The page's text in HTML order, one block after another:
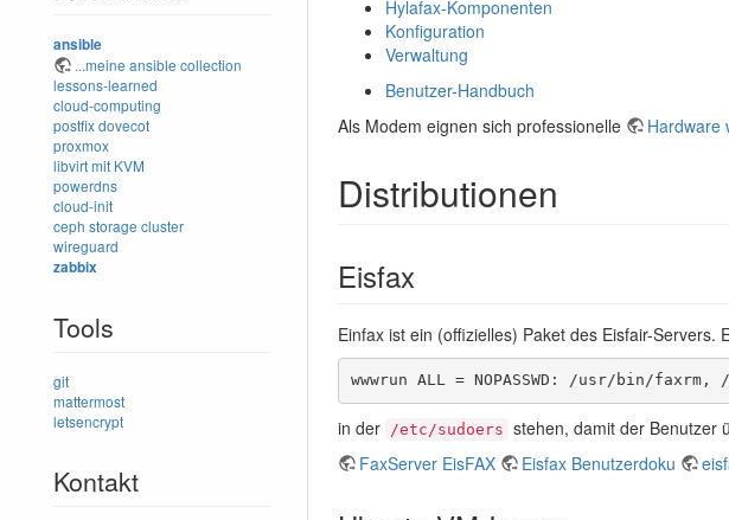
ansible
...meine ansible collection
lessons-learned
cloud-computing
postfixdovecot
proxmox
libvirt mit KVM
powerdns
cloud-init
ceph storage cluster
wireguard
zabbix
Tools
git
mattermost
letsencrypt
Kontakt
Hylafax-Komponenten
Konfiguration
Verwaltung
Benutzer-Handbuch
Als Modem eignen sich professionelle
Hardware
Distributionen
Eisfax
Einfax ist ein (offizielles) Paket des Eisfair-
wwwrun ALL = NOPASSWD: /usr/bin/
in der /etc/sudoers stehen, damit der Benutzer
FaxServer EisFAX
Eisfax Benutzerdoku